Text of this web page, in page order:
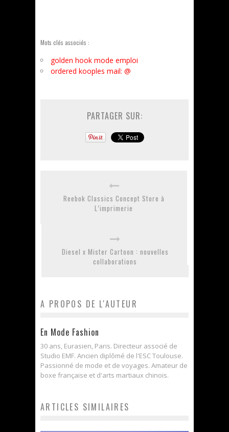
Mots clés associés :
golden hook mode emploi
ordered kooples mail: @
PARTAGER SUR:
Reebok Classics Concept Store à
L’imprimerie
Diesel x Mister Cartoon : nouvelles
collaborations
A PROPOS DE L'AUTEUR
En Mode Fashion
30 ans, Eurasien, Paris. Directeur associé de
Studio EMF. Ancien diplômé de l'ESC Toulouse.
Passionné de mode et de voyages. Amateur de
boxe française et d'arts martiaux chinois.
ARTICLES SIMILAIRES